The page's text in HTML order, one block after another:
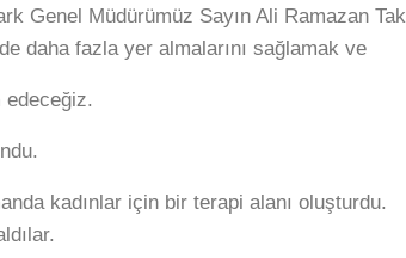
Genel Müdürümüz Sayın Ali Ramazan Tak
daha fazla yer almalarını sağlamak ve
edeceğiz.
kadınlar için bir terapi alanı oluşturdu.